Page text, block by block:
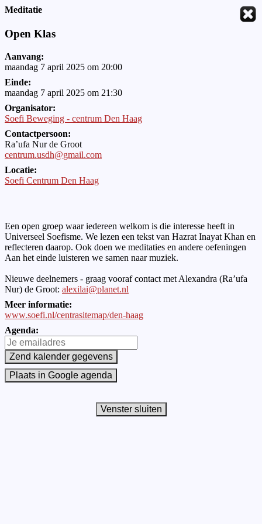
Meditatie
Open Klas
Aanvang:
maandag 7 april 2025 om 20:00
Einde:
maandag 7 april 2025 om 21:30
Organisator:
Soefi Beweging - centrum Den Haag
Contactpersoon:
Ra’ufa Nur de Groot
centrum.usdh@gmail.com
Locatie:
Soefi Centrum Den Haag
Een open groep waar iedereen welkom is die interesse heeft in
Universeel Soefisme. We lezen een tekst van Hazrat Inayat Khan en
reflecteren daarop. Ook doen we meditaties en andere oefeningen
Aan het einde luisteren we samen naar muziek.
Nieuwe deelnemers - graag vooraf contact met Alexandra (Ra’ufa
Nur) de Groot: alexilai@planet.nl
Meer informatie:
www.soefi.nl/centrasitemap/den-haag
Agenda: